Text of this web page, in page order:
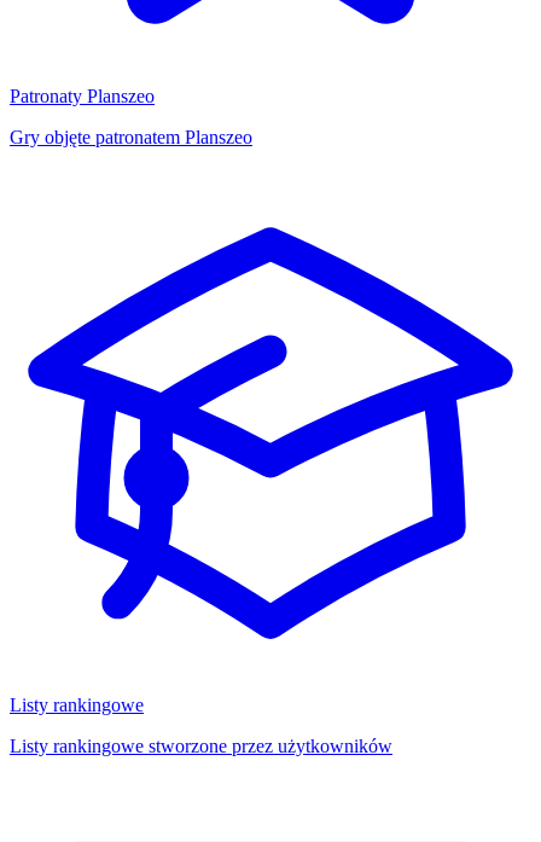
Patronaty Planszeo
Gry objęte patronatem Planszeo
Listy rankingowe
Listy rankingowe stworzone przez użytkowników